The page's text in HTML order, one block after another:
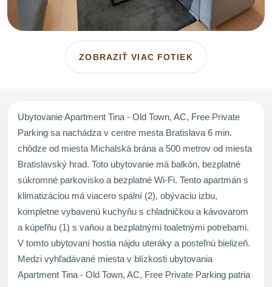
ZOBRAZIŤ VIAC FOTIEK
Ubytovanie Apartment Tina - Old Town, AC, Free Private
Parking sa nachádza v centre mesta Bratislava 6 min.
chôdze od miesta Michalská brána a 500 metrov od miesta
Bratislavský hrad. Toto ubytovanie má balkón, bezplatné
súkromné parkovisko a bezplatné Wi-Fi. Tento apartmán s
klimatizáciou má viacero spální (2), obývaciu izbu,
kompletne vybavenú kuchyňu s chladničkou a kávovarom
a kúpeľňu (1) s vaňou a bezplatnými toaletnými potrebami.
V tomto ubytovaní hostia nájdu uteráky a posteľnú bielizeň.
Medzi vyhľadávané miesta v blízkosti ubytovania
Apartment Tina - Old Town, AC, Free Private Parking patria